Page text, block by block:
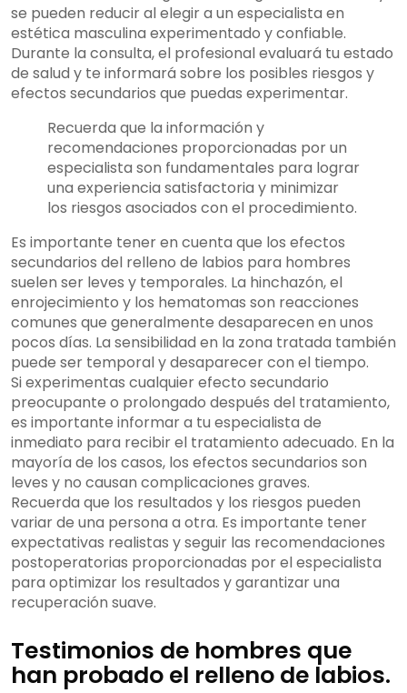
se pueden reducir al elegir a un especialista en
estética masculina experimentado y confiable.
Durante la consulta, el profesional evaluará tu estado
de salud y te informará sobre los posibles riesgos y
efectos secundarios que puedas experimentar.
Recuerda que la información y
recomendaciones proporcionadas por un
especialista son fundamentales para lograr
una experiencia satisfactoria y minimizar
los riesgos asociados con el procedimiento.
Es importante tener en cuenta que los efectos
secundarios del relleno de labios para hombres
suelen ser leves y temporales. La hinchazón, el
enrojecimiento y los hematomas son reacciones
comunes que generalmente desaparecen en unos
pocos días. La sensibilidad en la zona tratada también
puede ser temporal y desaparecer con el tiempo.
Si experimentas cualquier efecto secundario
preocupante o prolongado después del tratamiento,
es importante informar a tu especialista de
inmediato para recibir el tratamiento adecuado. En la
mayoría de los casos, los efectos secundarios son
leves y no causan complicaciones graves.
Recuerda que los resultados y los riesgos pueden
variar de una persona a otra. Es importante tener
expectativas realistas y seguir las recomendaciones
postoperatorias proporcionadas por el especialista
para optimizar los resultados y garantizar una
recuperación suave.
Testimonios de hombres que
han probado el relleno de labios.